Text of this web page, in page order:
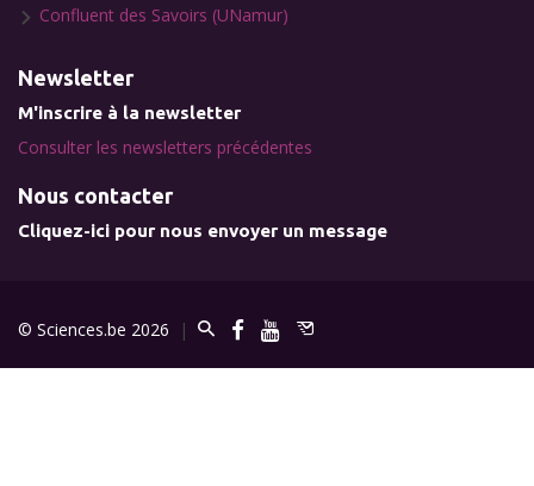
Confluent des Savoirs (UNamur)
Newsletter
M'inscrire à la newsletter
Consulter les newsletters précédentes
Nous contacter
Cliquez-ici pour nous envoyer un message
© Sciences.be 2026 |